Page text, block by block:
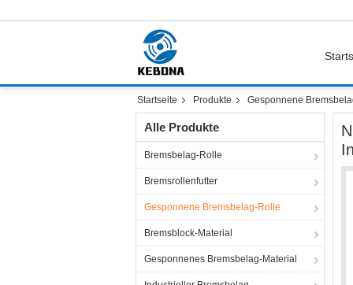
Startseite Produkte Gesponnene
Alle Produkte
Bremsbelag-Rolle
Bremsrollenfutter
Gesponnene Bremsbelag-Rolle
Bremsblock-Material
Gesponnenes Bremsbelag-Material